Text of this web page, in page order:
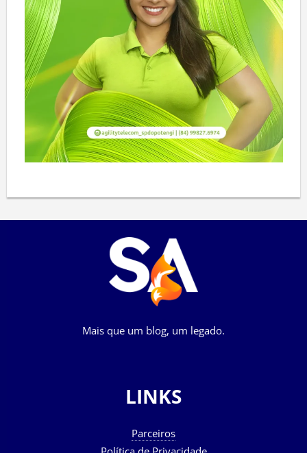
Mais que um blog, um legado.
LINKS
Parceiros